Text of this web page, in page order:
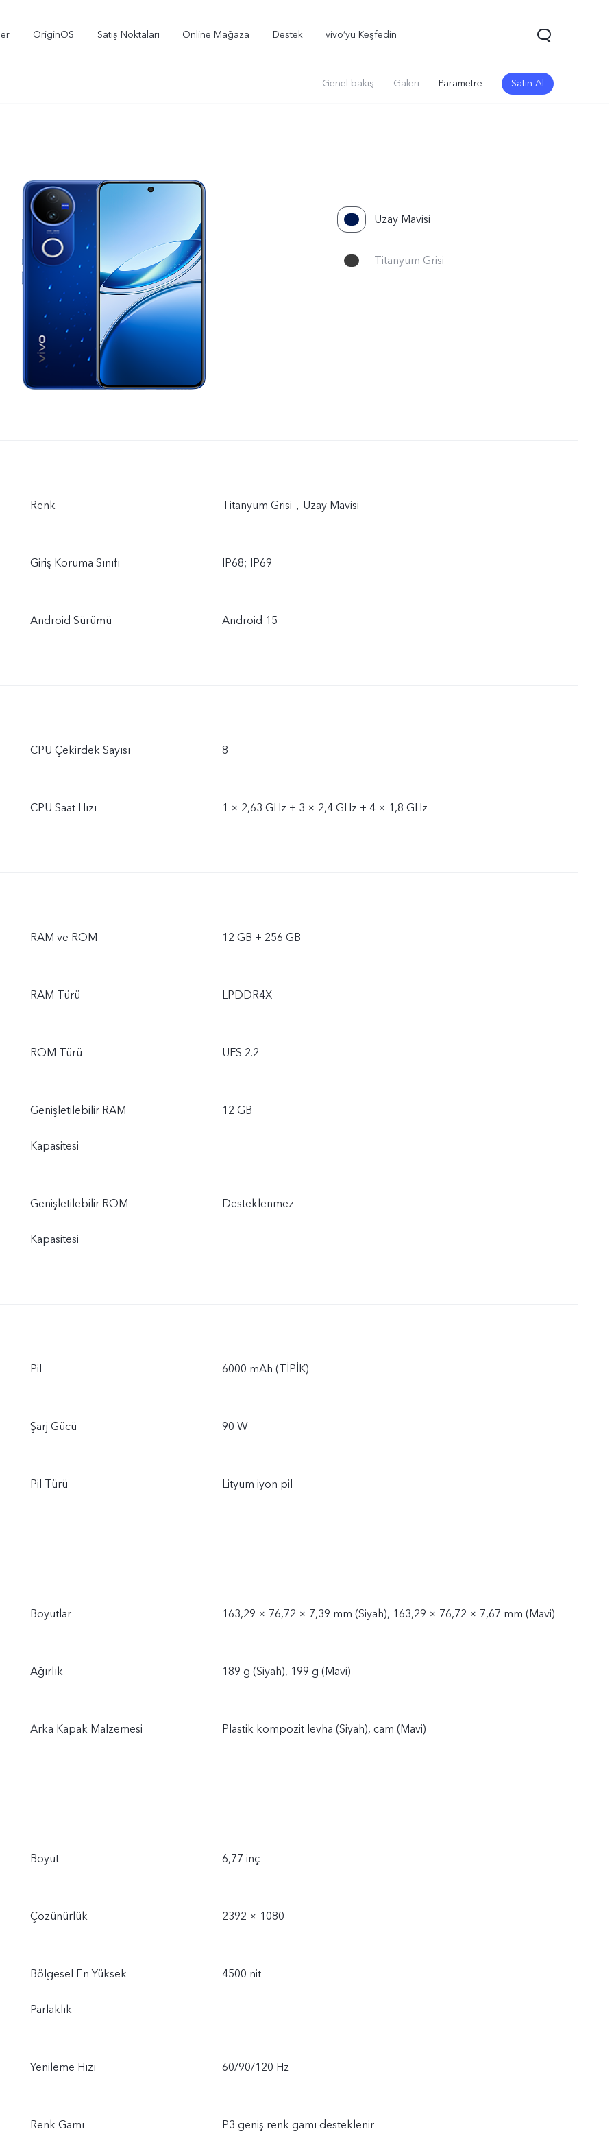
OriginOS Satış Noktaları Online Mağaza Destek vivo’yu Keşfedin
X300 V70 yeni
Genel bakış Galeri Parametre Satın Al
Uzay Mavisi
Titanyum Grisi
Renk Titanyum Grisi，Uzay Mavisi
Giriş Koruma Sınıfı IP68; IP69
Android Sürümü Android 15
CPU Çekirdek Sayısı 8
CPU Saat Hızı 1 × 2,63 GHz + 3 × 2,4 GHz + 4 × 1,8 GHz
RAM ve ROM 12 GB + 256 GB
RAM Türü LPDDR4X
ROM Türü UFS 2.2
Genişletilebilir RAM
Kapasitesi
12 GB
Genişletilebilir ROM
Kapasitesi
Desteklenmez
Pil 6000 mAh (TİPİK)
Şarj Gücü 90 W
Pil Türü Lityum iyon pil
Boyutlar 163,29 × 76,72 × 7,39 mm (Siyah), 163,29 × 76,72 × 7,67 mm (Mavi)
Ağırlık 189 g (Siyah), 199 g (Mavi)
Arka Kapak Malzemesi Plastik kompozit levha (Siyah), cam (Mavi)
Boyut 6,77 inç
Çözünürlük 2392 × 1080
Bölgesel En Yüksek
Parlaklık
4500 nit
Yenileme Hızı 60/90/120 Hz
Renk Gamı P3 geniş renk gamı desteklenir